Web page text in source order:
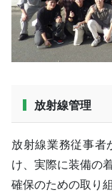
放射線管理
放射線業務従事者
け、実際に装備の
確保のための取り